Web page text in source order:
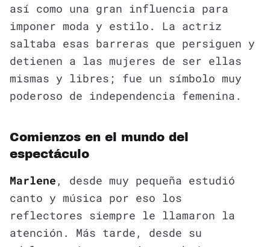
así como una gran influencia para
imponer moda y estilo. La actriz
saltaba esas barreras que persiguen y
detienen a las mujeres de ser ellas
mismas y libres; fue un símbolo muy
poderoso de independencia femenina.
Comienzos en el mundo del
espectáculo
Marlene , desde muy pequeña estudió
canto y música por eso los
reflectores siempre le llamaron la
atención. Más tarde, desde su